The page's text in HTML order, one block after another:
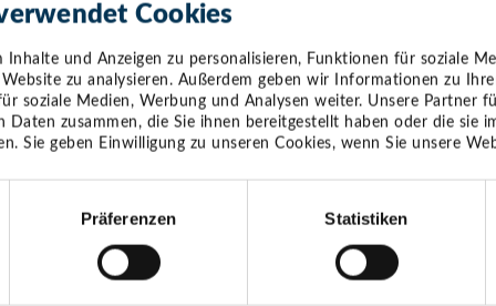
Cookies
Inhalte und Anzeigen zu personalisieren, Funktionen für soziale
zu analysieren. Außerdem geben wir Informationen zu
soziale Medien, Werbung und Analysen weiter. Unsere Partner
Daten zusammen, die Sie ihnen bereitgestellt haben oder die sie
Sie geben Einwilligung zu unseren Cookies, wenn Sie unsere
Präferenzen Statistiken
alljährlichen Golf-Turnier für Jedermann
von 12 bis 16 Uhr auf neun originellen
und dabei ihre Leiden-schaft für den
Geschäfte von 12 bis 17 Uhr, damit der
werden kann.